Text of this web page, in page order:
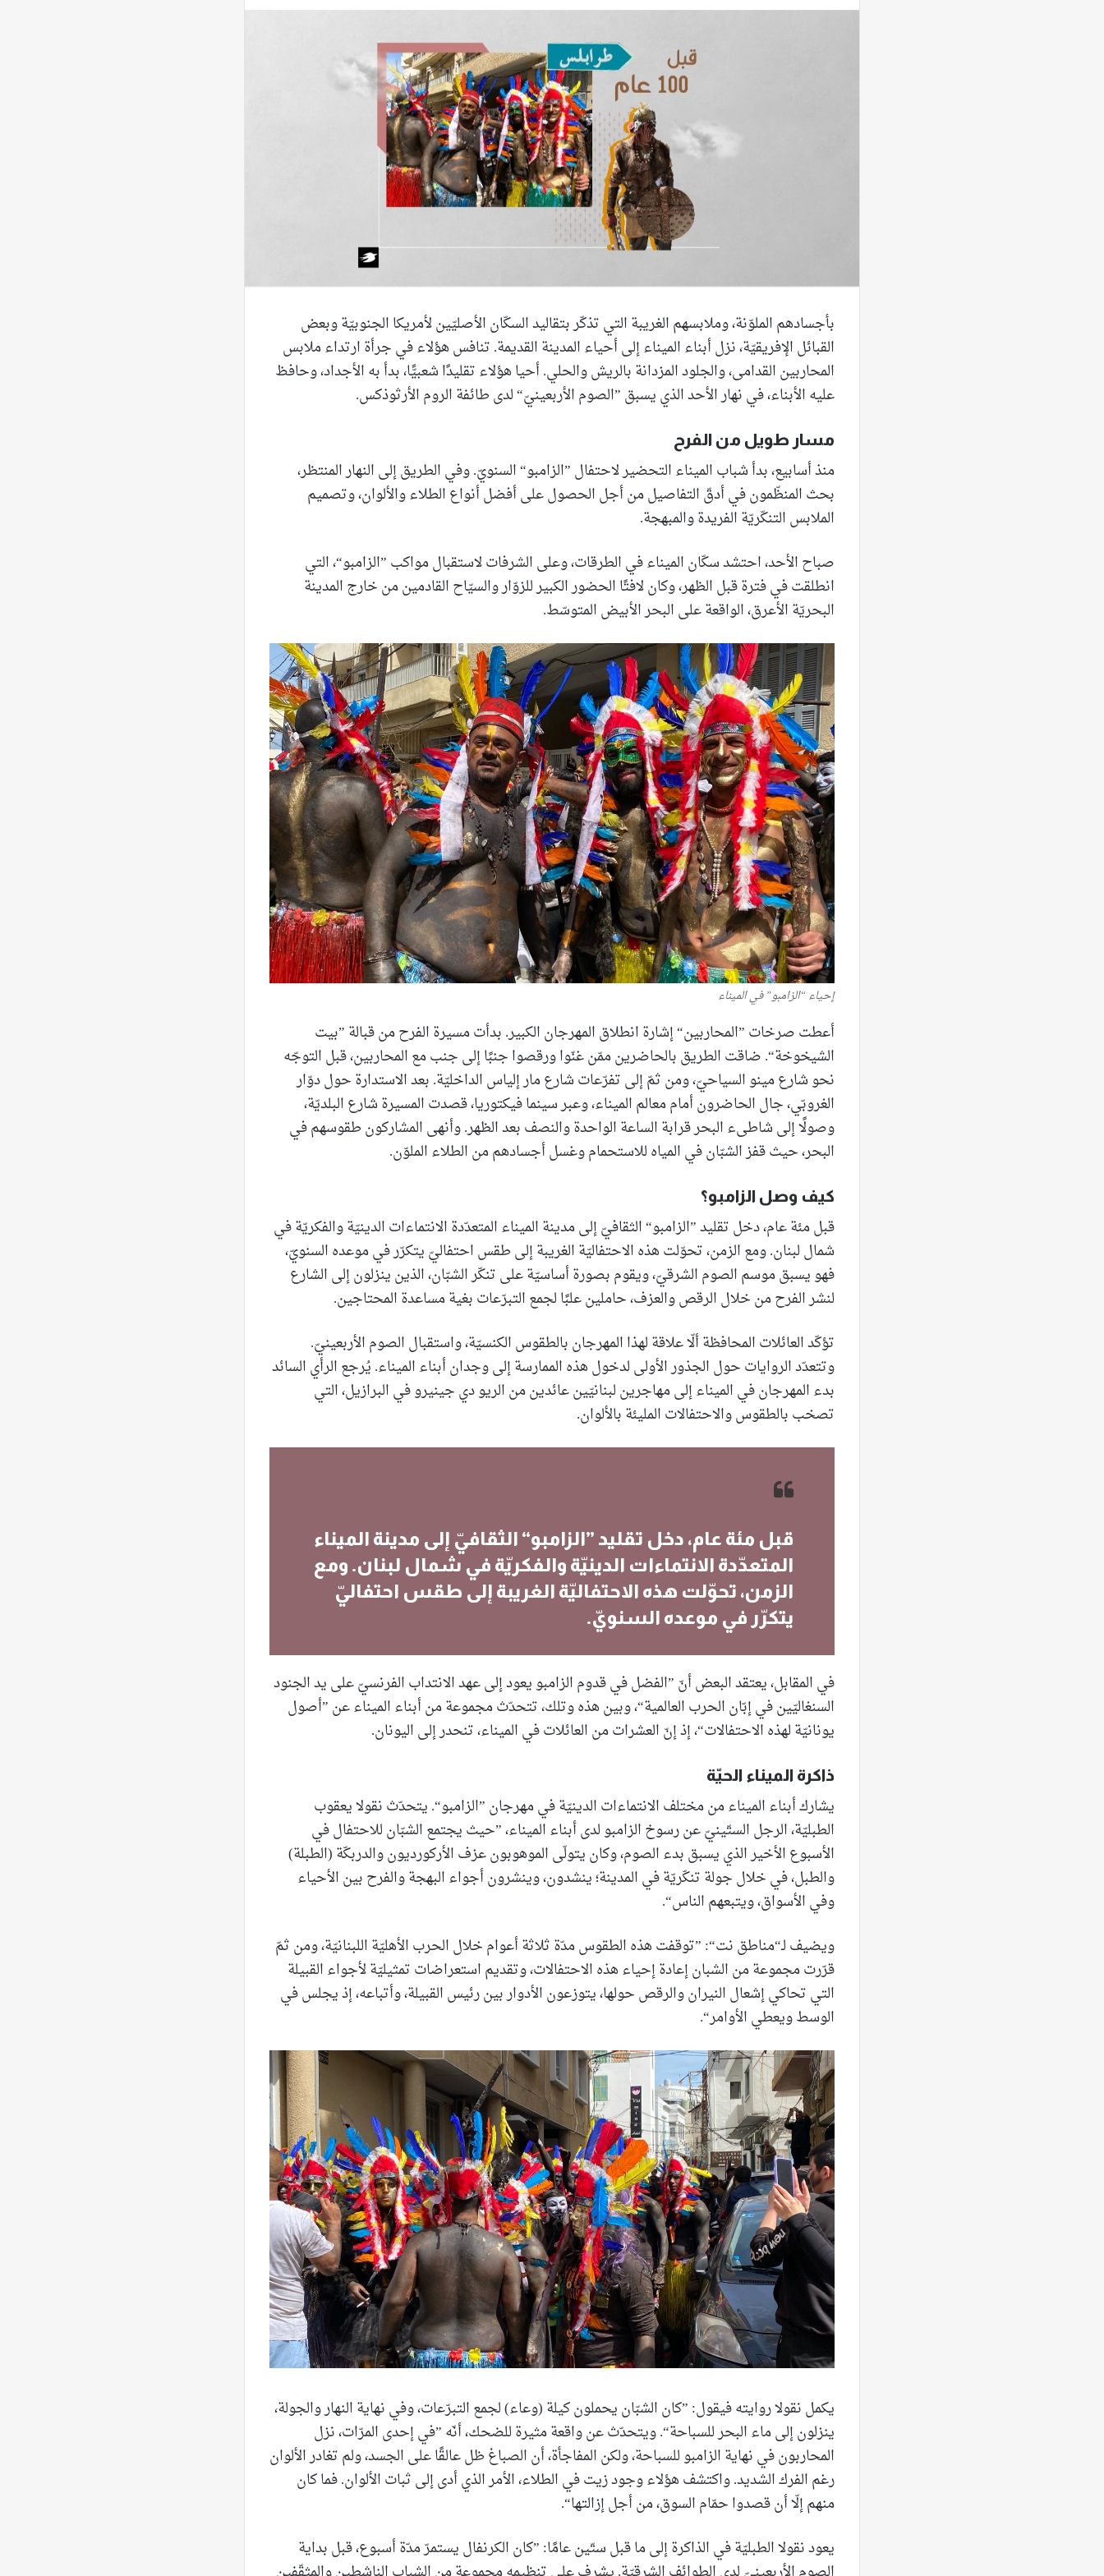
بأجسادهم الملوّنة، وملابسهم الغريبة التي تذكّر بتقاليد السكّان الأصليّين لأمريكا الجنوبيّة وبعض
القبائل الإفريقيّة، نزل أبناء الميناء إلى أحياء المدينة القديمة. تنافس هؤلاء في جرأة ارتداء ملابس
المحاربين القدامى، والجلود المزدانة بالريش والحلي. أحيا هؤلاء تقليدًا شعبيًّا، بدأ به الأجداد، وحافظ
عليه الأبناء، في نهار الأحد الذي يسبق ”الصوم الأربعينيّ“ لدى طائفة الروم الأرثوذكس.
مسار طويل من الفرح
منذ أسابيع، بدأ شباب الميناء التحضير لاحتفال ”الزامبو“ السنويّ. وفي الطريق إلى النهار المنتظر،
بحث المنظّمون في أدقّ التفاصيل من أجل الحصول على أفضل أنواع الطلاء والألوان، وتصميم
الملابس التنكّريّة الفريدة والمبهجة.
صباح الأحد، احتشد سكّان الميناء في الطرقات، وعلى الشرفات لاستقبال مواكب ”الزامبو“، التي
انطلقت في فترة قبل الظهر، وكان لافتًا الحضور الكبير للزوّار والسيّاح القادمين من خارج المدينة
البحريّة الأعرق، الواقعة على البحر الأبيض المتوسّط.
إحياء “الزامبو” في الميناء
أعطت صرخات ”المحاربين“ إشارة انطلاق المهرجان الكبير. بدأت مسيرة الفرح من قبالة ”بيت
الشيخوخة“. ضاقت الطريق بالحاضرين ممّن غنّوا ورقصوا جنبًا إلى جنب مع المحاربين، قبل التوجّه
نحو شارع مينو السياحيّ، ومن ثمّ إلى تفرّعات شارع مار إلياس الداخليّة. بعد الاستدارة حول دوّار
الغروبّي، جال الحاضرون أمام معالم الميناء، وعبر سينما فيكتوريا، قصدت المسيرة شارع البلديّة،
وصولًا إلى شاطىء البحر قرابة الساعة الواحدة والنصف بعد الظهر. وأنهى المشاركون طقوسهم في
البحر، حيث قفز الشبّان في المياه للاستحمام وغسل أجسادهم من الطلاء الملوّن.
كيف وصل الزامبو؟
قبل مئة عام، دخل تقليد ”الزامبو“ الثقافيّ إلى مدينة الميناء المتعدّدة الانتماءات الدينيّة والفكريّة في
شمال لبنان. ومع الزمن، تحوّلت هذه الاحتفاليّة الغريبة إلى طقس احتفاليّ يتكرّر في موعده السنويّ،
فهو يسبق موسم الصوم الشرقيّ، ويقوم بصورة أساسيّة على تنكّر الشبّان، الذين ينزلون إلى الشارع
لنشر الفرح من خلال الرقص والعزف، حاملين علبًا لجمع التبرّعات بغية مساعدة المحتاجين.
تؤكّد العائلات المحافظة ألّا علاقة لهذا المهرجان بالطقوس الكنسيّة، واستقبال الصوم الأربعينيّ.
وتتعدّد الروايات حول الجذور الأولى لدخول هذه الممارسة إلى وجدان أبناء الميناء. يُرجع الرأي السائد
بدء المهرجان في الميناء إلى مهاجرين لبنانيّين عائدين من الريو دي جينيرو في البرازيل، التي
تصخب بالطقوس والاحتفالات المليئة بالألوان.
قبل مئة عام، دخل تقليد ”الزامبو“ الثقافيّ إلى مدينة الميناء
المتعدّدة الانتماءات الدينيّة والفكريّة في شمال لبنان. ومع
الزمن، تحوّلت هذه الاحتفاليّة الغريبة إلى طقس احتفاليّ
يتكرّر في موعده السنويّ.
في المقابل، يعتقد البعض أنّ ”الفضل في قدوم الزامبو يعود إلى عهد الانتداب الفرنسيّ على يد الجنود
السنغاليّين في إبّان الحرب العالمية“، وبين هذه وتلك، تتحدّث مجموعة من أبناء الميناء عن ”أصول
يونانيّة لهذه الاحتفالات“، إذ إنّ العشرات من العائلات في الميناء، تنحدر إلى اليونان.
ذاكرة الميناء الحيّة
يشارك أبناء الميناء من مختلف الانتماءات الدينيّة في مهرجان ”الزامبو“. يتحدّث نقولا يعقوب
الطبليّة، الرجل الستّينيّ عن رسوخ الزامبو لدى أبناء الميناء، ”حيث يجتمع الشبّان للاحتفال في
الأسبوع الأخير الذي يسبق بدء الصوم، وكان يتولّى الموهوبون عزف الأركورديون والدربكّة (الطبلة)
والطبل، في خلال جولة تنكّريّة في المدينة؛ ينشدون، وينشرون أجواء البهجة والفرح بين الأحياء
وفي الأسواق، ويتبعهم الناس“.
ويضيف لـ“مناطق نت“: ”توقفت هذه الطقوس مدّة ثلاثة أعوام خلال الحرب الأهليّة اللبنانيّة، ومن ثمّ
قرّرت مجموعة من الشبان إعادة إحياء هذه الاحتفالات، وتقديم استعراضات تمثيليّة لأجواء القبيلة
التي تحاكي إشعال النيران والرقص حولها، يتوزعون الأدوار بين رئيس القبيلة، وأتباعه، إذ يجلس في
الوسط ويعطي الأوامر“.
يكمل نقولا روايته فيقول: ”كان الشبّان يحملون كيلة (وعاء) لجمع التبرّعات، وفي نهاية النهار والجولة،
ينزلون إلى ماء البحر للسباحة“. ويتحدّث عن واقعة مثيرة للضحك، أنّه ”في إحدى المرّات، نزل
المحاربون في نهاية الزامبو للسباحة، ولكن المفاجأة، أن الصباغ ظل عالقًا على الجسد، ولم تغادر الألوان
رغم الفرك الشديد. واكتشف هؤلاء وجود زيت في الطلاء، الأمر الذي أدى إلى ثبات الألوان. فما كان
منهم إلّا أن قصدوا حمّام السوق، من أجل إزالتها“.
يعود نقولا الطبليّة في الذاكرة إلى ما قبل ستّين عامًا: ”كان الكرنفال يستمرّ مدّة أسبوع، قبل بداية